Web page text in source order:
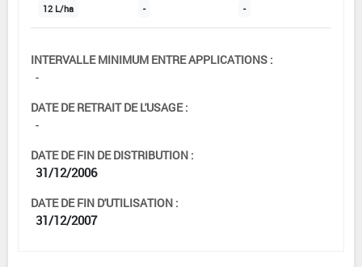
12 L/ha - -
INTERVALLE MINIMUM ENTRE APPLICATIONS :
-
DATE DE RETRAIT DE L'USAGE :
-
DATE DE FIN DE DISTRIBUTION :
31/12/2006
DATE DE FIN D'UTILISATION :
31/12/2007